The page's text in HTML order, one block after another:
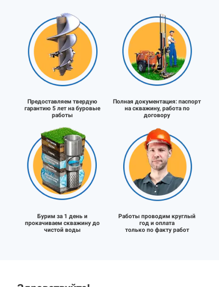
Предоставляем твердую
гарантию 5 лет на буровые
работы
Полная документация: паспорт
на скважину, работа по
договору
Бурим за 1 день и
прокачиваем скважину до
чистой воды
Работы проводим круглый
год и оплата
только по факту работ